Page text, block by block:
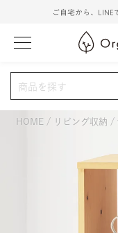
ご自宅から、LINE
HOME リビング収納